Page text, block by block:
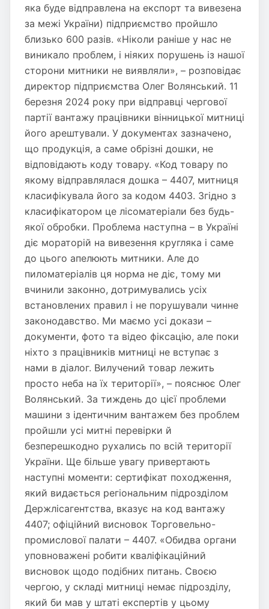
яка буде відправлена на експорт та вивезена
за межі України) підприємство пройшло
близько 600 разів. «Ніколи раніше у нас не
виникало проблем, і ніяких порушень із нашої
сторони митники не виявляли», – розповідає
директор підприємства Олег Волянський. 11
березня 2024 року при відправці чергової
партії вантажу працівники вінницької митниці
його арештували. У документах зазначено,
що продукція, а саме обрізні дошки, не
відповідають коду товару. «Код товару по
якому відправлялася дошка – 4407, митниця
класифікувала його за кодом 4403. Згідно з
класифікатором це лісоматеріали без будь-
якої обробки. Проблема наступна – в Україні
діє мораторій на вивезення кругляка і саме
до цього апелюють митники. Але до
пиломатеріалів ця норма не діє, тому ми
вчинили законно, дотримувались усіх
встановлених правил і не порушували чинне
законодавство. Ми маємо усі докази –
документи, фото та відео фіксацію, але поки
ніхто з працівників митниці не вступає з
нами в діалог. Вилучений товар лежить
просто неба на їх території», – пояснює Олег
Волянський. За тиждень до цієї проблеми
машини з ідентичним вантажем без проблем
пройшли усі митні перевірки й
безперешкодно рухались по всій території
України. Ще більше увагу привертають
наступні моменти: сертифікат походження,
який видається регіональним підрозділом
Держлісагентства, вказує на код вантажу
4407; офіційний висновок Торговельно-
промислової палати – 4407. «Обидва органи
уповноважені робити кваліфікаційний
висновок щодо подібних питань. Своєю
чергою, у складі митниці немає підрозділу,
який би мав у штаті експертів у цьому